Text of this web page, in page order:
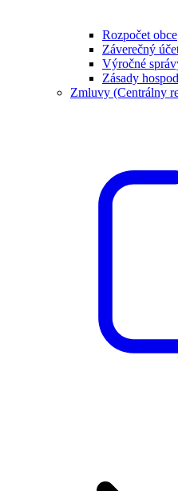
Rozpočet obce
Záverečný
Výročné
Zásady
Zmluvy (Centrálny